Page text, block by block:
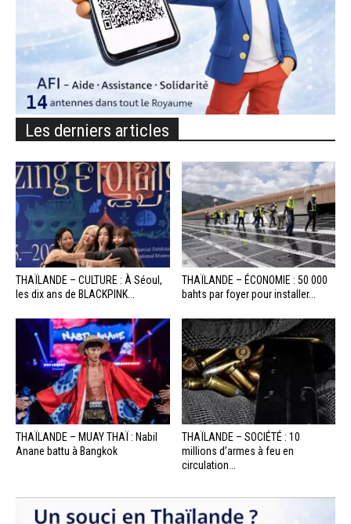
Les derniers articles
THAÏLANDE – CULTURE : À Séoul,
les dix ans de BLACKPINK...
THAÏLANDE – ÉCONOMIE : 50 000
bahts par foyer pour installer...
THAÏLANDE – MUAY THAÏ : Nabil
Anane battu à Bangkok
THAÏLANDE – SOCIÉTÉ : 10
millions d’armes à feu en
circulation...